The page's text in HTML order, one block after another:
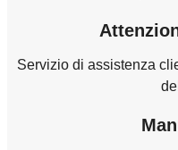
Servizio di assistenza